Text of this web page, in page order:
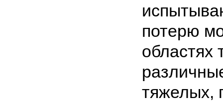
потерю
областях
тяжелых,